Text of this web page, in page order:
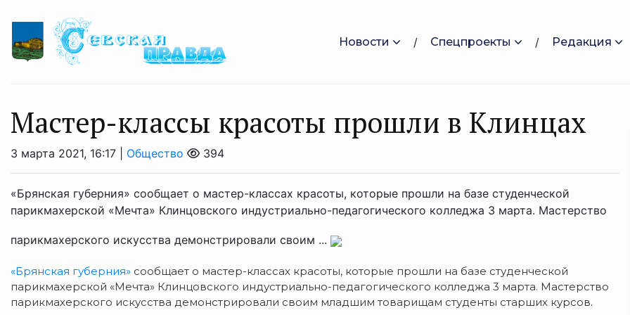
Новости Спецпроекты Редакция
Мастер-классы красоты прошли в Клинцах
3 марта 2021, 16:17 | Общество 394
«Брянская губерния» сообщает о мастер-классах красоты, которые прошли на базе студенческой
парикмахерской «Мечта» Клинцовского индустриально-педагогического колледжа 3 марта. Мастерство
парикмахерского искусства демонстрировали своим ...
«Брянская губерния» сообщает о мастер-классах красоты, которые прошли на базе студенческой
парикмахерской «Мечта» Клинцовского индустриально-педагогического колледжа 3 марта. Мастерство
парикмахерского искусства демонстрировали своим младшим товарищам студенты старших курсов.